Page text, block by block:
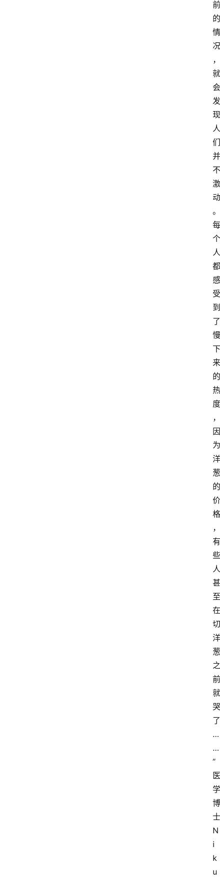
前
的
情
况
，
就
会
发
现
人
们
并
不
激
动
。
每
个
人
都
感
受
到
了
慢
下
来
的
热
度
，
因
为
洋
葱
的
价
格
，
有
些
人
甚
至
在
切
洋
葱
之
前
就
哭
了
…
…
”
医
学
博
士
N
i
k
u